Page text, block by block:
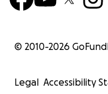
© 2010-2026
Legal Accessibility